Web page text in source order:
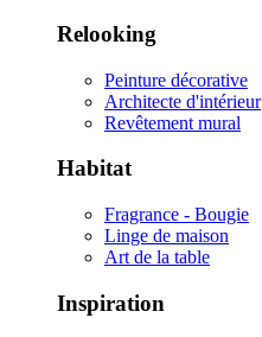
Relooking
Peinture décorative
Architecte d'intérieur
Revêtement mural
Habitat
Fragrance - Bougie
Linge de maison
Art de la table
Inspiration